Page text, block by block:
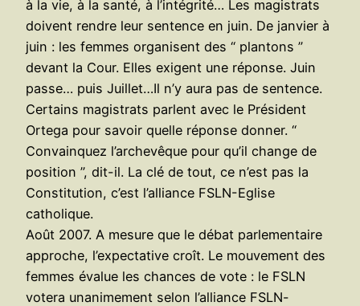
à la vie, à la santé, à l’intégrité… Les magistrats
doivent rendre leur sentence en juin. De janvier à
juin : les femmes organisent des “ plantons ”
devant la Cour. Elles exigent une réponse. Juin
passe… puis Juillet…Il n’y aura pas de sentence.
Certains magistrats parlent avec le Président
Ortega pour savoir quelle réponse donner. “
Convainquez l’archevêque pour qu’il change de
position ”, dit-il. La clé de tout, ce n’est pas la
Constitution, c’est l’alliance FSLN-Eglise
catholique.
Août 2007. A mesure que le débat parlementaire
approche, l’expectative croît. Le mouvement des
femmes évalue les chances de vote : le FSLN
votera unanimement selon l’alliance FSLN-